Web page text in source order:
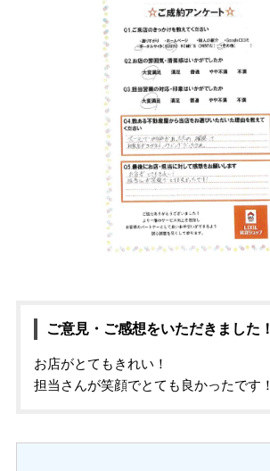
ご意見・ご感想をいただきました！
お店がとてもきれい！
担当さんが笑顔でとても良かったです！